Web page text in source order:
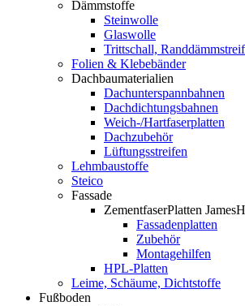
Dämmstoffe
Steinwolle
Glaswolle
Trittschall,
Folien & Klebebänder
Dachbaumaterialien
Dachunterspannbahnen
Dachdichtungsbahnen
Weich-/Hartfaserplatten
Dachzubehör
Lüftungsstreifen
Lehmbaustoffe
Steico
Fassade
ZementfaserPlatten
Fassadenplatten
Zubehör
Montagehilfen
HPL-Platten
Leime, Schäume, Dichtstoffe
Fußboden